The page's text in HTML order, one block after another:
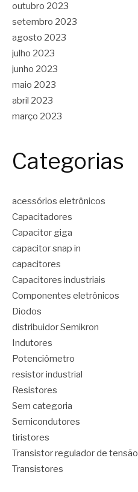
outubro 2023
setembro 2023
agosto 2023
julho 2023
junho 2023
maio 2023
abril 2023
março 2023
Categorias
acessórios eletrônicos
Capacitadores
Capacitor giga
capacitor snap in
capacitores
Capacitores industriais
Componentes eletrônicos
Diodos
distribuidor Semikron
Indutores
Potenciômetro
resistor industrial
Resistores
Sem categoria
Semicondutores
tiristores
Transistor regulador de tensão
Transistores